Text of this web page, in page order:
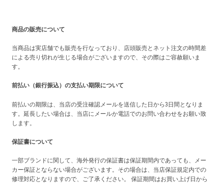
商品の販売について
当商品は実店舗でも販売を行なっており、店頭販売とネット注文の時間差
による売り切れが生じる場合がございますので、その際はご容赦願いま
す。
前払い（銀行振込）の支払い期限について
前払いの期限は、当店の受注確認メールを送信した日から3日間となりま
す。延長したい場合は、当店にメールか電話でのお問い合わせをお願い致
します。
保証書について
一部ブランドに関して、海外発行の保証書は保証期間内であっても、メー
カー保証とならない場合がございます。その場合は、当店保証規定内での
修理対応となりますので、ご了承ください。 保証期間はお買い上げ日から